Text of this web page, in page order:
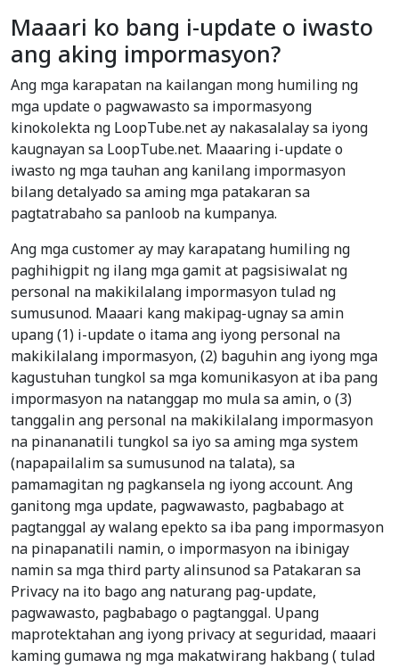
Maaari ko bang i-update o iwasto
ang aking impormasyon?
Ang mga karapatan na kailangan mong humiling ng
mga update o pagwawasto sa impormasyong
kinokolekta ng LoopTube.net ay nakasalalay sa iyong
kaugnayan sa LoopTube.net. Maaaring i-update o
iwasto ng mga tauhan ang kanilang impormasyon
bilang detalyado sa aming mga patakaran sa
pagtatrabaho sa panloob na kumpanya.
Ang mga customer ay may karapatang humiling ng
paghihigpit ng ilang mga gamit at pagsisiwalat ng
personal na makikilalang impormasyon tulad ng
sumusunod. Maaari kang makipag-ugnay sa amin
upang (1) i-update o itama ang iyong personal na
makikilalang impormasyon, (2) baguhin ang iyong mga
kagustuhan tungkol sa mga komunikasyon at iba pang
impormasyon na natanggap mo mula sa amin, o (3)
tanggalin ang personal na makikilalang impormasyon
na pinananatili tungkol sa iyo sa aming mga system
(napapailalim sa sumusunod na talata), sa
pamamagitan ng pagkansela ng iyong account. Ang
ganitong mga update, pagwawasto, pagbabago at
pagtanggal ay walang epekto sa iba pang impormasyon
na pinapanatili namin, o impormasyon na ibinigay
namin sa mga third party alinsunod sa Patakaran sa
Privacy na ito bago ang naturang pag-update,
pagwawasto, pagbabago o pagtanggal. Upang
maprotektahan ang iyong privacy at seguridad, maaari
kaming gumawa ng mga makatwirang hakbang ( tulad